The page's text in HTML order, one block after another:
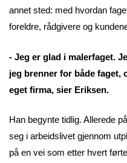
annet sted: med hvordan
foreldre, rådgivere og
- Jeg er glad i malerfaget.
jeg brenner for både faget,
eget firma, sier Eriksen.
Han begynte tidlig. Allerede
seg i arbeidslivet gjennom
på en vei som etter hvert